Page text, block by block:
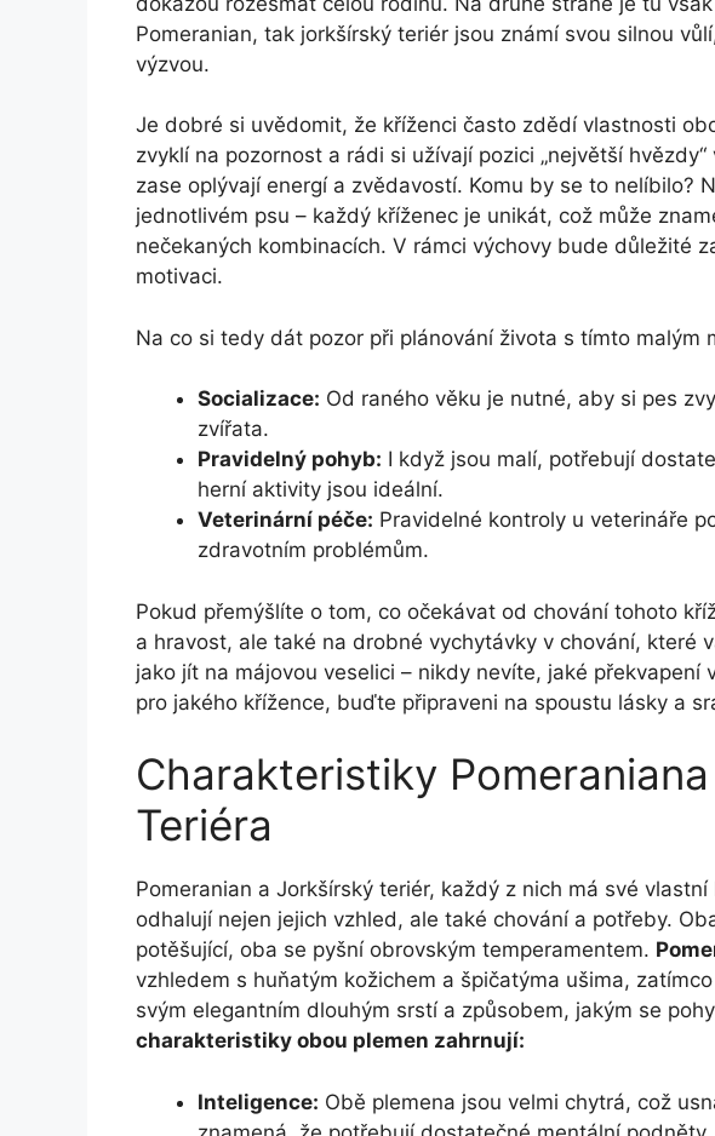
Pomeranian, tak jorkšírský teriér jsou známí svou silnou
výzvou.
Je dobré si uvědomit, že kříženci často zdědí vlastnosti
zvyklí na pozornost a rádi si užívají pozici „největší
zase oplývají energí a zvědavostí. Komu by se to nelíbilo?
jednotlivém psu – každý kříženec je unikát, což může
nečekaných kombinacích. V rámci výchovy bude důležité
motivaci.
Na co si tedy dát pozor při plánování života s tímto malým
Socializace: Od raného věku je nutné, aby si pes
zvířata.
Pravidelný pohyb: I když jsou malí, potřebují
herní aktivity jsou ideální.
Veterinární péče: Pravidelné kontroly u veterináře
zdravotním problémům.
Pokud přemýšlíte o tom, co očekávat od chování tohoto
a hravost, ale také na drobné vychytávky v chování, které
jako jít na májovou veselici – nikdy nevíte, jaké překvapení
pro jakého křížence, buďte připraveni na spoustu lásky a
Charakteristiky
Teriéra
Pomeranian a Jorkšírský teriér, každý z nich má své
odhalují nejen jejich vzhled, ale také chování a potřeby.
potěšující, oba se pyšní obrovským temperamentem.
vzhledem s huňatým kožichem a špičatýma ušima, zatímco
svým elegantním dlouhým srstí a způsobem, jakým se
charakteristiky obou plemen zahrnují:
Inteligence: Obě plemena jsou velmi chytrá, což